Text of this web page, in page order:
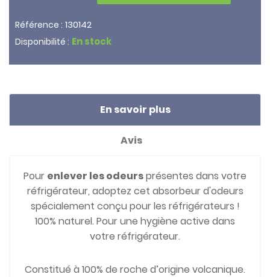
Référence : 130142
Disponibilité : En stock
En savoir plus
Avis
Pour enlever les odeursprésentes dans votre
réfrigérateur, adoptez cet absorbeur d'odeurs
spécialement conçu pour les réfrigérateurs !
100% naturel. Pour une hygiène active dans
votre réfrigérateur.
Constitué à 100% de roche d’origine volcanique.